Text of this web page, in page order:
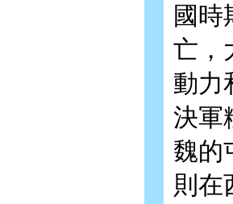
國時
亡，
動力
決軍
魏的
則在